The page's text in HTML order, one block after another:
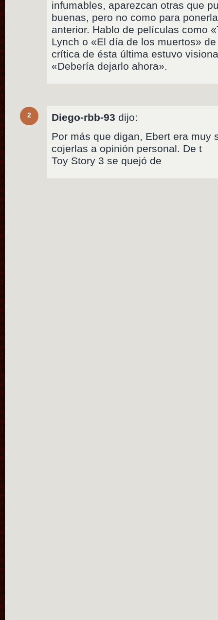
infumables, aparezcan otras que
buenas, pero no como para
anterior. Hablo de películas como
Lynch o «El día de los muertos»
crítica de ésta última estuvo
«Debería dejarlo ahora».
2 Diego-rbb-93 dijo:
Por más que digan, Ebert era muy
cojerlas a opinión personal. De t
Toy Story 3 se quejó de